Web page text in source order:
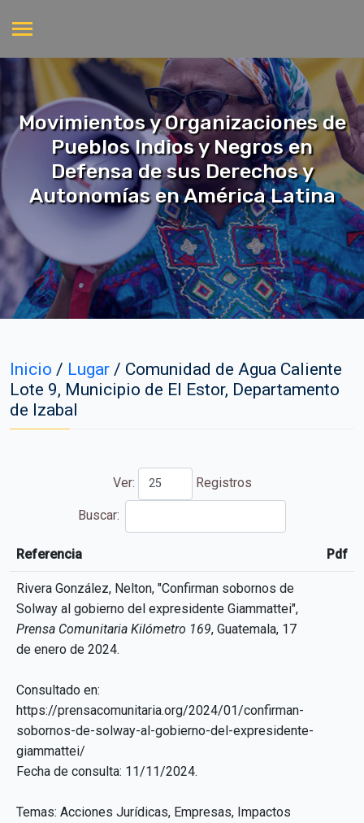
Movimientos y Organizaciones de
Pueblos Indios y Negros en
Defensa de sus Derechos y
Autonomías en América Latina
Inicio / Lugar / Comunidad de Agua Caliente
Lote 9, Municipio de El Estor, Departamento
de Izabal
Ver: Registros
Buscar:
Referencia
Pdf
Referencia
Rivera González, Nelton, "Confirman sobornos de
Solway al gobierno del expresidente Giammattei",
Prensa Comunitaria Kilómetro 169, Guatemala, 17
de enero de 2024.
Consultado en:
https://prensacomunitaria.org/2024/01/confirman-
sobornos-de-solway-al-gobierno-del-expresidente-
giammattei/
Fecha de consulta: 11/11/2024.
Temas: Acciones Jurídicas, Empresas, Impactos